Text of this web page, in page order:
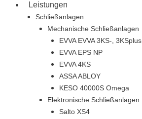
Leistungen
Schließanlagen
Mechanische Schließanlagen
EVVA EVVA 3KS-, 3KSplus
EVVA EPS NP
EVVA 4KS
ASSA ABLOY
KESO 40000S Omega
Elektronische Schließanlagen
Salto XS4